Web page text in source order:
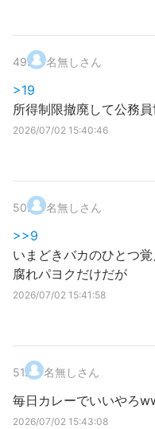
49. 名無しさん
>19
所得制限撤廃して公務
2026/07/02 15:40:46
50. 名無しさん
>>9
いまどきバカのひとつ
腐れパヨクだけだが
2026/07/02 15:41:58
51. 名無しさん
毎日カレーでいいやろ
2026/07/02 15:43:08